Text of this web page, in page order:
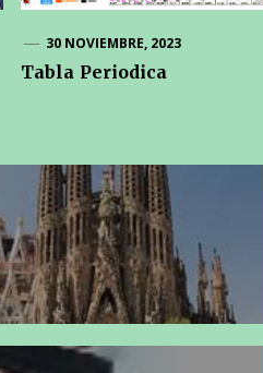
30 NOVIEMBRE, 2023
Tabla Periodica